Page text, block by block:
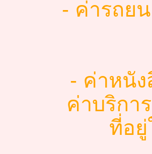
- ค่ารถย
- ค่าหนั
ค่าบริกา
ที่อ